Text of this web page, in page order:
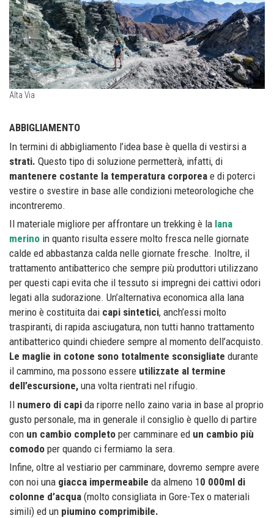
Alta Via
ABBIGLIAMENTO
In termini di abbigliamento l’idea base è quella di vestirsi a
strati. Questo tipo di soluzione permetterà, infatti, di
mantenere costante la temperatura corporea e di poterci
vestire o svestire in base alle condizioni meteorologiche che
incontreremo.
Il materiale migliore per affrontare un trekking è la lana
merino in quanto risulta essere molto fresca nelle giornate
calde ed abbastanza calda nelle giornate fresche. Inoltre, il
trattamento antibatterico che sempre più produttori utilizzano
per questi capi evita che il tessuto si impregni dei cattivi odori
legati alla sudorazione. Un’alternativa economica alla lana
merino è costituita dai capi sintetici, anch’essi molto
traspiranti, di rapida asciugatura, non tutti hanno trattamento
antibatterico quindi chiedere sempre al momento dell’acquisto.
Le maglie in cotone sono totalmente sconsigliate durante
il cammino, ma possono essere utilizzate al termine
dell’escursione, una volta rientrati nel rifugio.
Il numero di capi da riporre nello zaino varia in base al proprio
gusto personale, ma in generale il consiglio è quello di partire
con un cambio completo per camminare ed un cambio più
comodo per quando ci fermiamo la sera.
Infine, oltre al vestiario per camminare, dovremo sempre avere
con noi una giacca impermeabile da almeno 10 000ml di
colonne d’acqua (molto consigliata in Gore-Tex o materiali
simili) ed un piumino comprimibile.